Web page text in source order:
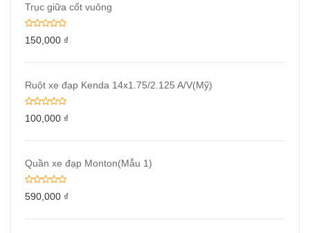
Trục giữa cốt vuông
150,000 ₫
Ruột xe đạp Kenda 14x1.75/2.125 A/V(Mỹ)
100,000 ₫
Quần xe đạp Monton(Mẫu 1)
590,000 ₫